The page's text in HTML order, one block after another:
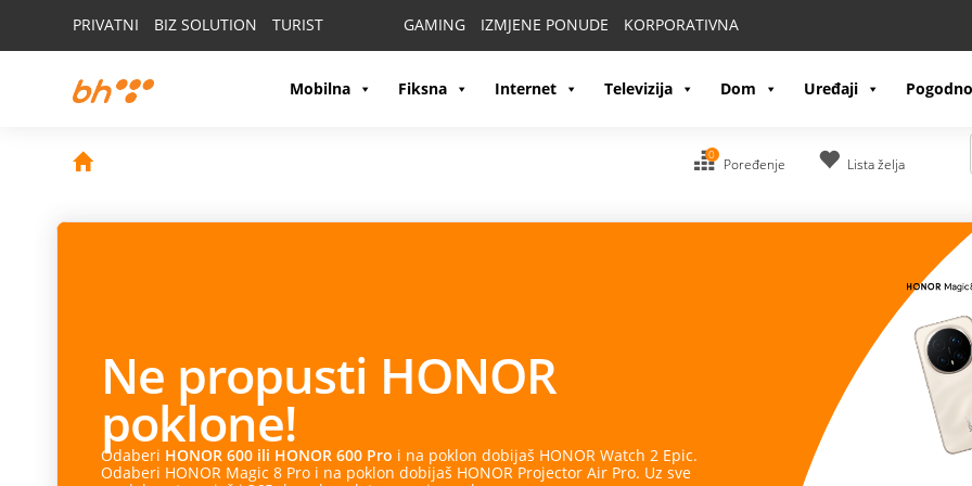
PRIVATNI BIZ SOLUTION TURIST GAMING IZMJENE PONUDE KORPORATIVNA
Mobilna Fiksna Internet Televizija Dom Uređaji
0
Poređenje Lista želja
Ne propusti HONOR
poklone!
Odaberi HONOR 600 ili HONOR 600 Pro i na poklon dobijaš HONOR Watch 2 Epic.
Odaberi HONOR Magic 8 Pro i na poklon dobijaš HONOR Projector Air Pro. Uz sve